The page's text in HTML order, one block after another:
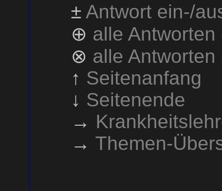
± Antwort ein-/
⊕ alle
⊗ alle
↑ Seitenanfang
↓ Seitenende
→
→ Themen-